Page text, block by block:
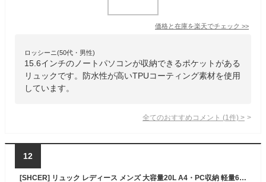
価格と在庫を楽天でチェック >>
ロッシーニ(50代・男性)
15.6インチのノートパソコンが収納できるポケットがある
リュックです。防水性が高いTPUコーティング素材を使用
しています。
全てのおすすめコメント (1 件) >
12
[SHCER] リュック レディース メンズ 大容量20L A4・PC収納 軽量600g 防水 丈夫 多ポケット おしゃれ シンプル 通勤 通学 旅行 日常 USB充電